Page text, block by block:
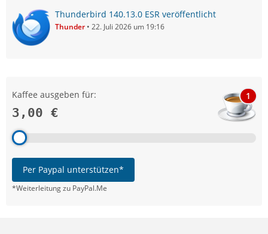
Thunderbird 140.13.0 ESR veröffentlicht
Thunder 22. Juli 2026 um 19:16
Kaffee ausgeben für:
3,00 €
1
Per Paypal unterstützen*
*Weiterleitung zu PayPal.Me